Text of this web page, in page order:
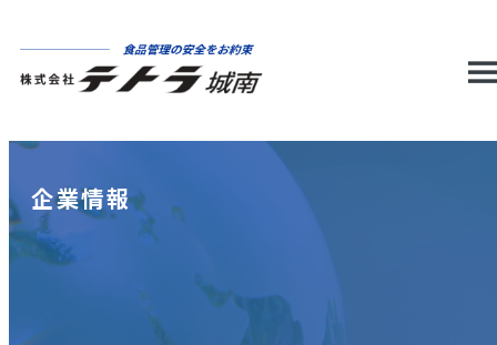
企業情報